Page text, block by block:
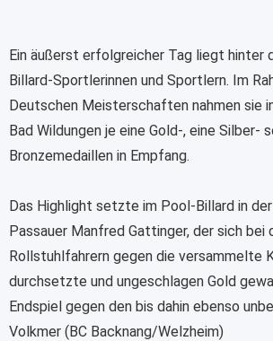
Ein äußerst erfolgreicher Tag liegt hinter
Billard-Sportlerinnen und Sportlern. Im
Deutschen Meisterschaften nahmen sie
Bad Wildungen je eine Gold-, eine Silber-
Bronzemedaillen in Empfang.
Das Highlight setzte im Pool-Billard in
Passauer Manfred Gattinger, der sich bei
Rollstuhlfahrern gegen die versammelte
durchsetzte und ungeschlagen Gold
Endspiel gegen den bis dahin ebenso
Volkmer (BC Backnang/Welzheim)